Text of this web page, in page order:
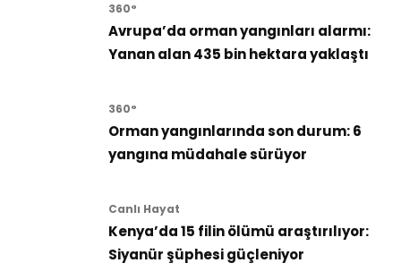
360°
Avrupa’da orman yangınları alarmı:
Yanan alan 435 bin hektara yaklaştı
360°
Orman yangınlarında son durum: 6
yangına müdahale sürüyor
Canlı Hayat
Kenya’da 15 filin ölümü araştırılıyor:
Siyanür şüphesi güçleniyor